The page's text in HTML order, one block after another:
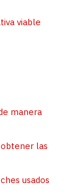
viable
manera
las
usados